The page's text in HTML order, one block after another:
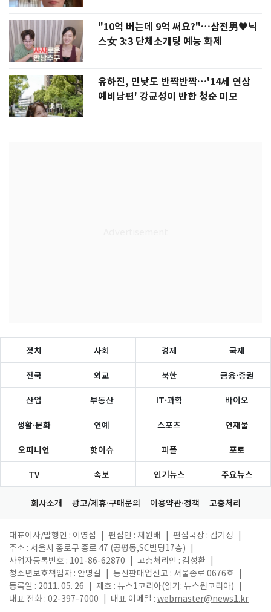
"10억 버는데 9억 써요?"…삼전男♥닉
스女 3:3 단체소개팅 예능 화제
유하진, 민낯도 반짝반짝…'14세 연상
예비남편' 강균성이 반한 청순 미모
정치 사회 경제 국제
전국 외교 북한 금융·증권
산업 부동산 IT·과학 바이오
생활·문화 연예 스포츠 연재물
오피니언 핫이슈 피플 포토
TV 속보 인기뉴스 주요뉴스
회사소개 광고/제휴·구매문의 이용약관·정책 고충처리
대표이사/발행인 : 이영섭 편집인 : 채원배 편집국장 : 김기성
주소 : 서울시 종로구 종로 47 (공평동,SC빌딩17층)
사업자등록번호 : 101-86-62870
고충처리인 : 김성환
청소년보호책임자 : 안병길
통신판매업신고 : 서울종로 0676호
등록일 : 2011. 05. 26
제호 : 뉴스1코리아(읽기: 뉴스원코리아)
대표 전화 : 02-397-7000
대표 이메일 : webmaster@news1.kr